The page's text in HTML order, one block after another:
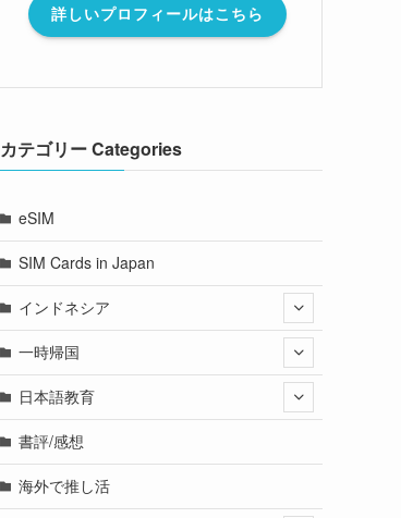
詳しいプロフィールはこちら
カテゴリー Categories
eSIM
SIM Cards in Japan
インドネシア
一時帰国
日本語教育
書評/感想
海外で推し活